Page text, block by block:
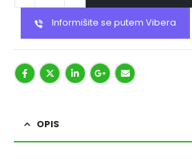
Informišite se putem Vibera
OPIS